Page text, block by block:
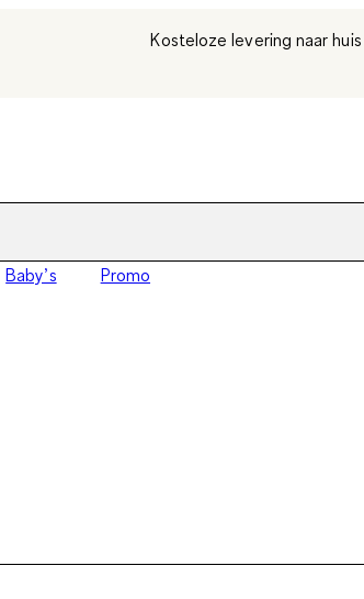
Kosteloze levering naar
Baby’s Promo